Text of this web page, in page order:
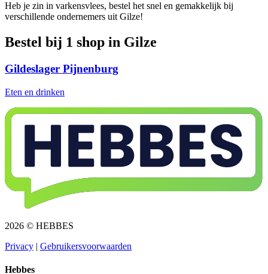
Heb je zin in varkensvlees, bestel het snel en gemakkelijk bij
verschillende ondernemers uit Gilze!
Bestel bij 1 shop in Gilze
Gildeslager Pijnenburg
Eten en drinken
2026 © HEBBES
Privacy​​​​‌ ‍ ​‍​‍‌‍ ‌ ​‍‌‍‍‌‌‍‌ ‌‍‍‌‌‍ ‍​‍​‍​ ‍‍​‍​‍‌ ​ ‌‍​‌‌‍ ‍‌‍‍‌‌ ‌​‌ ‍‌​‍ ‍‌‍‍‌‌‍ ​‍​‍​‍ ​​‍​‍‌‍‍​‌ ​‍‌‍‌‌‌‍‌‍​‍​‍​ ‍‍​‍​‍‌‍‍​‌ ‌​‌ ‌​‌ ​​​ ‍‍​‍ ​‍ ‌‍ ​‌‍ ‌‍​ ‌‍​‌‌‍ ​‌‍‍​‌‍ ‌ ​ ‌ ‌​​ ‍‍​ ​ ​ ​ ​ ​ ​ ​ ​‍ ‌‍‍‌‌‍ ‍‌ ‌​‌‍‌‌‌‍ ‍‌ ‌​​‍ ‌‍‌‌‌‍‌​‌‍‍‌‌ ‌​​‍ ‌‍ ‌‌‍ ‌‍‌​‌‍‌‌​ ‌‌ ​​‌ ​‍‌‍‌‌‌ ​ ‌‍‌‌‌‍ ‍‌ ‌​‌‍​‌‌ ‌​‌‍‍‌‌‍ ‌‍ ‍​ ‍ ‌‍‍‌‌‍‌​​ ‌‌‍‌ ‌‍ ​‌‍ ‌‍​‍‌‍​‌‌‍ ​​ ‍ ‌ ‌​‌ ‍‌‌ ​​‌‍‌‌​ ‌‌‍‌ ‌‍ ​‌‍ ‌‍​‍‌‍​‌‌‍ ​​ ‍ ‌ ​​‌‍​‌‌ ‌​‌‍‍​​ ‌‌‍‌‍‌‍ ‌‍ ‌ ‌​‌‍‌‌‌ ​‍​‍ ‍‌‍ ​‌‍‌‌‌‍‌ ‌‍​‌‌‍ ​​‍‌‌​ ‌‌‌​​‍‌‌ ‌‍‍ ‌‍‌‌‌ ‍‌​‍‌‌​ ​ ‌​‌​​‍‌‌​ ​ ‌​‌​​‍‌‌​ ​‍​ ​‍​ ​‌​ ‍​‌‍‌‌​ ‌‍‌‍‌​‌‍‌‌‌‍‌‌​ ‌‍​ ​ ​ ‍‌​ ‌‌​ ‌​​‍‌‌​ ​‍​ ​‍​‍‌‌​ ‌‌‌​‌​​‍ ‍‌‍ ​‌‍​‌‌‍​‍‌‍‌‌‌‍ ​​ ‌‍​‍‌‍​‌‌ ​ ‌‍‌‌‌‌‌‌‌ ​‍‌‍ ​​ ‌‌‍‍​‌ ‌​‌ ‌​‌ ​​​‍‌‌​ ​ ‌​​‌​‍‌‌​ ​‍‌​‌‍​‍‌‌​ ​‍‌​‌‍‌‍ ​‌‍ ‌‍​ ‌‍​‌‌‍ ​‌‍‍​‌‍ ‌ ​ ‌ ‌​​‍‌‌​ ​ ‌​​‌​ ​ ​ ​ ​ ​ ​ ​ ​‍‌‍‌‍‍‌‌‍‌​​ ‌‌‍‌ ‌‍ ​‌‍ ‌‍​‍‌‍​‌‌‍ ​​‍‌‍‌ ‌​‌ ‍‌‌ ​​‌‍‌‌​ ‌‌‍‌ ‌‍ ​‌‍ ‌‍​‍‌‍​‌‌‍ ​​‍‌‍‌ ​​‌‍​‌‌ ‌​‌‍‍​​ ‌‌‍‌‍‌‍ ‌‍ ‌ ‌​‌‍‌‌‌ ​‍​‍ ‍‌‍ ​‌‍‌‌‌‍‌ ‌‍​‌‌‍ ​​‍‌‌​ ‌‌‌​​‍‌‌ ‌‍‍ ‌‍‌‌‌ ‍‌​‍‌‌​ ​ ‌​‌​​‍‌‌​ ​ ‌​‌​​‍‌‌​ ​‍​ ​‍​ ​‌​ ‍​‌‍‌‌​ ‌‍‌‍‌​‌‍‌‌‌‍‌‌​ ‌‍​ ​ ​ ‍‌​ ‌‌​ ‌​​‍‌‌​ ​‍​ ​‍​‍‌‌​ ‌‌‌​‌​​‍ ‍‌‍ ​‌‍​‌‌‍​‍‌‍‌‌‌‍ ​​‍‌‍‌ ​​‌‍‌‌‌ ​‍‌ ​ ‌ ​​‌‍‌‌‌‍​ ‌ ‌​‌‍‍‌‌ ‌‍‌‍‌‌​ ‌‌ ​​‌ ‌‌‌‍​‍‌‍ ​‌‍‍‌‌ ​ ‌‍‍​‌‍‌‌‌‍‌​​‍​‍‌ ‌ | Gebruikersvoorwaarden​​​​‌ ‍ ​‍​‍‌‍ ‌ ​‍‌‍‍‌‌‍‌ ‌‍‍‌‌‍ ‍​‍​‍​ ‍‍​‍​‍‌ ​ ‌‍​‌‌‍ ‍‌‍‍‌‌ ‌​‌ ‍‌​‍ ‍‌‍‍‌‌‍ ​‍​‍​‍ ​​‍​‍‌‍‍​‌ ​‍‌‍‌‌‌‍‌‍​‍​‍​ ‍‍​‍​‍‌‍‍​‌ ‌​‌ ‌​‌ ​​​ ‍‍​‍ ​‍ ‌‍ ​‌‍ ‌‍​ ‌‍​‌‌‍ ​‌‍‍​‌‍ ‌ ​ ‌ ‌​​ ‍‍​ ​ ​ ​ ​ ​ ​ ​ ​‍ ‌‍‍‌‌‍ ‍‌ ‌​‌‍‌‌‌‍ ‍‌ ‌​​‍ ‌‍‌‌‌‍‌​‌‍‍‌‌ ‌​​‍ ‌‍ ‌‌‍ ‌‍‌​‌‍‌‌​ ‌‌ ​​‌ ​‍‌‍‌‌‌ ​ ‌‍‌‌‌‍ ‍‌ ‌​‌‍​‌‌ ‌​‌‍‍‌‌‍ ‌‍ ‍​ ‍ ‌‍‍‌‌‍‌​​ ‌‌‍‌ ‌‍ ​‌‍ ‌‍​‍‌‍​‌‌‍ ​​ ‍ ‌ ‌​‌ ‍‌‌ ​​‌‍‌‌​ ‌‌‍‌ ‌‍ ​‌‍ ‌‍​‍‌‍​‌‌‍ ​​ ‍ ‌ ​​‌‍​‌‌ ‌​‌‍‍​​ ‌‌‍‌‍‌‍ ‌‍ ‌ ‌​‌‍‌‌‌ ​‍​‍ ‍‌‍ ​‌‍‌‌‌‍‌ ‌‍​‌‌‍ ​​‍‌‌​ ‌‌‌​​‍‌‌ ‌‍‍ ‌‍‌‌‌ ‍‌​‍‌‌​ ​ ‌​‌​​‍‌‌​ ​ ‌​‌​​‍‌‌​ ​‍​ ​‍​ ​​‌‍​ ‌‍‌‍​ ‌‍​ ‌​‌‍‌​​ ​ ‌‍‌‌​ ​ ​ ​‌​ ‍‌​ ​‍​‍‌‌​ ​‍​ ​‍​‍‌‌​ ‌‌‌​‌​​‍ ‍‌‍ ​‌‍​‌‌‍​‍‌‍‌‌‌‍ ​​ ‌‍​‍‌‍​‌‌ ​ ‌‍‌‌‌‌‌‌‌ ​‍‌‍ ​​ ‌‌‍‍​‌ ‌​‌ ‌​‌ ​​​‍‌‌​ ​ ‌​​‌​‍‌‌​ ​‍‌​‌‍​‍‌‌​ ​‍‌​‌‍‌‍ ​‌‍ ‌‍​ ‌‍​‌‌‍ ​‌‍‍​‌‍ ‌ ​ ‌ ‌​​‍‌‌​ ​ ‌​​‌​ ​ ​ ​ ​ ​ ​ ​ ​‍‌‍‌‍‍‌‌‍‌​​ ‌‌‍‌ ‌‍ ​‌‍ ‌‍​‍‌‍​‌‌‍ ​​‍‌‍‌ ‌​‌ ‍‌‌ ​​‌‍‌‌​ ‌‌‍‌ ‌‍ ​‌‍ ‌‍​‍‌‍​‌‌‍ ​​‍‌‍‌ ​​‌‍​‌‌ ‌​‌‍‍​​ ‌‌‍‌‍‌‍ ‌‍ ‌ ‌​‌‍‌‌‌ ​‍​‍ ‍‌‍ ​‌‍‌‌‌‍‌ ‌‍​‌‌‍ ​​‍‌‌​ ‌‌‌​​‍‌‌ ‌‍‍ ‌‍‌‌‌ ‍‌​‍‌‌​ ​ ‌​‌​​‍‌‌​ ​ ‌​‌​​‍‌‌​ ​‍​ ​‍​ ​​‌‍​ ‌‍‌‍​ ‌‍​ ‌​‌‍‌​​ ​ ‌‍‌‌​ ​ ​ ​‌​ ‍‌​ ​‍​‍‌‌​ ​‍​ ​‍​‍‌‌​ ‌‌‌​‌​​‍ ‍‌‍ ​‌‍​‌‌‍​‍‌‍‌‌‌‍ ​​‍‌‍‌ ​​‌‍‌‌‌ ​‍‌ ​ ‌ ​​‌‍‌‌‌‍​ ‌ ‌​‌‍‍‌‌ ‌‍‌‍‌‌​ ‌‌ ​​‌ ‌‌‌‍​‍‌‍ ​‌‍‍‌‌ ​ ‌‍‍​‌‍‌‌‌‍‌​​‍​‍‌ ‌
Hebbes